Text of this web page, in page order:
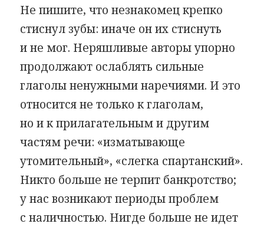
Не пишите, что незнакомец крепко
стиснул зубы: иначе он их стиснуть
и не мог. Неряшливые авторы упорно
продолжают ослаблять сильные
глаголы ненужными наречиями. И это
относится не только к глаголам,
но и к прилагательным и другим
частям речи: «изматывающе
утомительный», «слегка спартанский».
Никто больше не терпит банкротство;
у нас возникают периоды проблем
с наличностью. Нигде больше не идет